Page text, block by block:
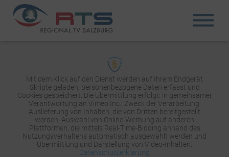
Mit dem Klick auf den Dienst werden auf Ihrem Endgerät
Skripte geladen, personenbezogene Daten erfasst und
Cookies gespeichert. Die Übermittlung erfolgt: in gemeinsamer
Verantwortung an Vimeo Inc.. Zweck der Verarbeitung:
Auslieferung von Inhalten, die von Dritten bereitgestellt
werden, Auswahl von Online-Werbung auf anderen
Plattformen, die mittels Real-Time-Bidding anhand des
Nutzungsverhaltens automatisch ausgewählt werden und
Übermittlung und Darstellung von Video-Inhalten.
Datenschutzerklärung